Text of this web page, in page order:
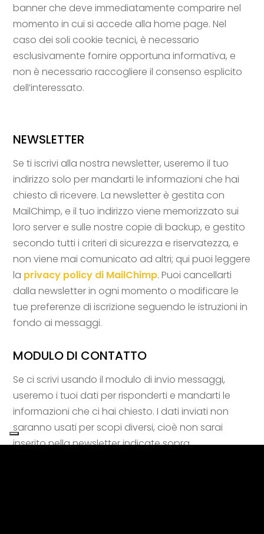
banner che deve immediatamente comparire nel
momento in cui si accede alla home page. Nel
caso dei soli cookie tecnici, è necessario
esclusivamente fornire opportuna informativa, e
non è necessario raccogliere il consenso esplicito
dell’interessato.
NEWSLETTER
Se ti iscrivi alla nostra newsletter, useremo il tuo
indirizzo solo per mandarti le informazioni che hai
chiesto di ricevere. La newsletter è gestita con
MailChimp, e il tuo indirizzo viene memorizzato sui
loro server e sulle nostre copie di backup, e gestito
secondo tutti i criteri di sicurezza e riservatezza, e
non viene mai comunicato ad altri; qui puoi leggere
la privacy policy di MailChimp. Puoi cancellarti
dalla newsletter in ogni momento o modificare le
tue preferenze di iscrizione seguendo le istruzioni in
fondo ai messaggi.
MODULO DI CONTATTO
Se ci scrivi usando il modulo di invio messaggi,
useremo i tuoi dati per risponderti e mandarti le
informazioni che ci hai chiesto. I dati inviati non
saranno usati per scopi diversi, cioè non sarai
inserito nella newsletter indicate sopra.